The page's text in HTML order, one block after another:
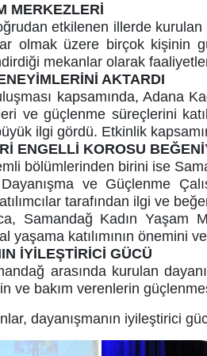
MERKEZLERİ
etkilenen illerde
olmak üzere birçok kişinin
mekanlar olarak
AKTARDI
kapsamında, Adana
ve güçlenme süreçlerini
ilgi gördü. Etkinlik
ENGELLİ KOROSU
bölümlerinden birini ise
ve Güçlenme
tarafından ilgi ve
Samandağ Kadın Yaşam
yaşama katılımının önemini
İYİLEŞTİRİCİ GÜCÜ
arasında kurulan
ve bakım verenlerin
dayanışmanın iyileştirici